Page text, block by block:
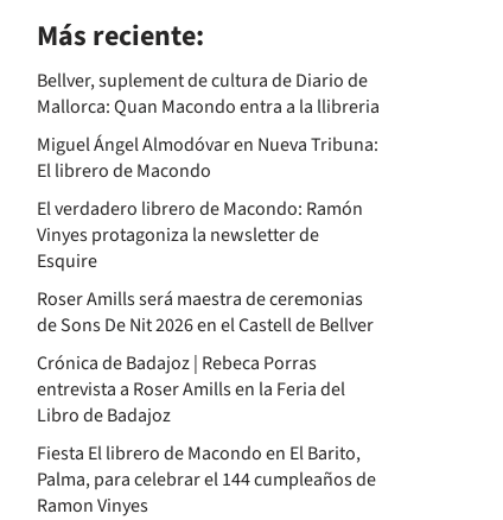
Más reciente:
Bellver, suplement de cultura de Diario de
Mallorca: Quan Macondo entra a la llibreria
Miguel Ángel Almodóvar en Nueva Tribuna:
El librero de Macondo
El verdadero librero de Macondo: Ramón
Vinyes protagoniza la newsletter de
Esquire
Roser Amills será maestra de ceremonias
de Sons De Nit 2026 en el Castell de Bellver
Crónica de Badajoz | Rebeca Porras
entrevista a Roser Amills en la Feria del
Libro de Badajoz
Fiesta El librero de Macondo en El Barito,
Palma, para celebrar el 144 cumpleaños de
Ramon Vinyes